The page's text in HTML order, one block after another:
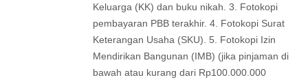
Keluarga (KK) dan buku nikah. 3. Fotokopi
pembayaran PBB terakhir. 4. Fotokopi Surat
Keterangan Usaha (SKU). 5. Fotokopi Izin
Mendirikan Bangunan (IMB) (jika pinjaman di
bawah atau kurang dari Rp100.000.000